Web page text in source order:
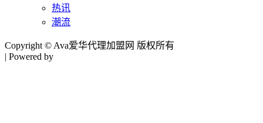
热讯
潮流
Copyright © Ava爱华代理加盟网 版权所有
| Powered by